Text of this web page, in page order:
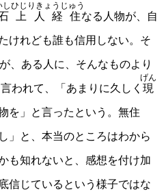
上人経住
しひじりきょうじゅう
なる人物が、自
けれども誰も信用しない。そ
、ある人に、そんなものより
われて、「あまりに久しく 現
げん
を」と言ったという。無住
」と、本当のところはわから
も知れないと、感想を付け加
信じているという様子ではな